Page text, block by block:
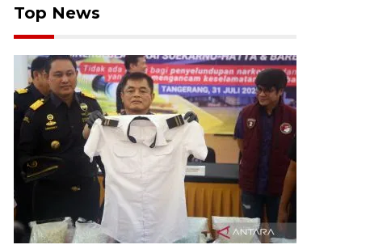
Top News